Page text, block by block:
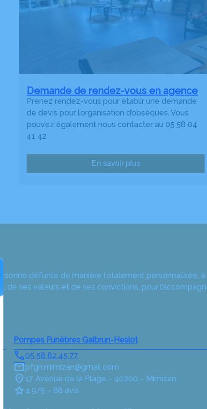
Demande de rendez-vous en agence
Prenez rendez-vous pour établir une demande
de devis pour l’organisation d’obsèques. Vous
pouvez également nous contacter au 05 58 04
41 42
En savoir plus
défunte de manière totalement personnalisée, à
de ses valeurs et de ses convictions, pour
Pompes Funèbres Galbrun-Heslot
05 58 82 45 77
pfgh.mimizan@gmail.com
17 Avenue de la Plage – 40200 – Mimizan
4.9/5 – 88 avis